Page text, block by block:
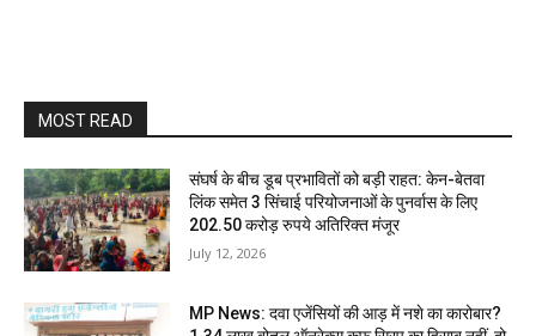
MOST READ
संघर्ष के बीच डूब प्रभावितों को बड़ी राहत: केन-बेतवा
लिंक समेत 3 सिंचाई परियोजनाओं के पुनर्वास के लिए
202.50 करोड़ रुपये अतिरिक्त मंजूर
July 12, 2026
MP News: दवा एजेंसियों की आड़ में नशे का कारोबार?